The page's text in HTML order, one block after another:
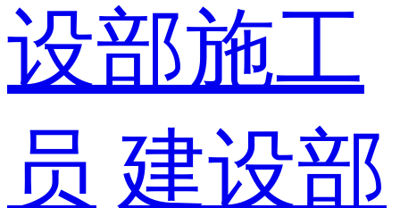
设部施工
员 建设部